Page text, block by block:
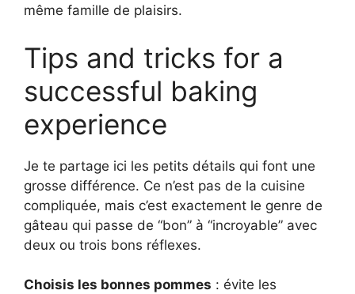
même famille de plaisirs.
Tips and tricks for a
successful baking
experience
Je te partage ici les petits détails qui font une
grosse différence. Ce n’est pas de la cuisine
compliquée, mais c’est exactement le genre de
gâteau qui passe de “bon” à “incroyable” avec
deux ou trois bons réflexes.
Choisis les bonnes pommes : évite les